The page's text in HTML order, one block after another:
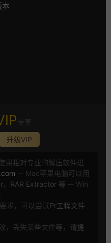
升级VIP
相对专业的解压软件进
-- Mac苹果电脑可以用
， RAR Extractor 等 -- Win
求，可以尝试Pr工程文件
丢失某些文件等，请提